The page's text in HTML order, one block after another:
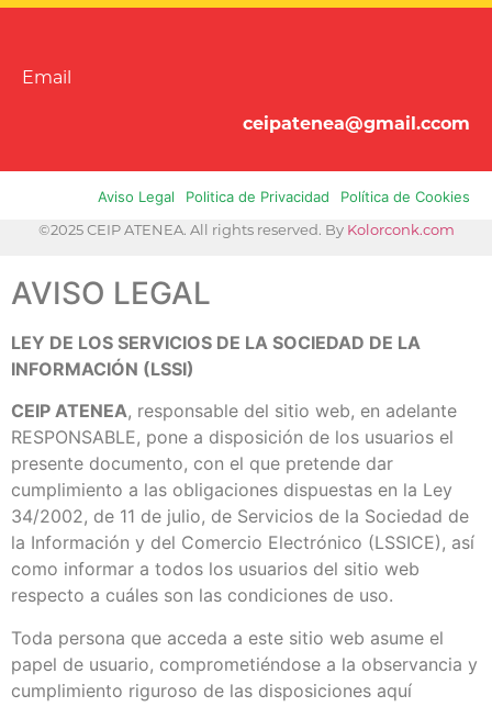
Email
ceipatenea@gmail.ccom
Aviso Legal Politica de Privacidad
Política de Cookies
©2025 CEIP ATENEA. All rights reserved. By Kolorconk.com
AVISO LEGAL
LEY DE LOS SERVICIOS DE LA SOCIEDAD DE LA
INFORMACIÓN (LSSI)
CEIP ATENEA, responsable del sitio web, en adelante
RESPONSABLE, pone a disposición de los usuarios el
presente documento, con el que pretende dar
cumplimiento a las obligaciones dispuestas en la Ley
34/2002, de 11 de julio, de Servicios de la Sociedad de
la Información y del Comercio Electrónico (LSSICE), así
como informar a todos los usuarios del sitio web
respecto a cuáles son las condiciones de uso.
Toda persona que acceda a este sitio web asume el
papel de usuario, comprometiéndose a la observancia y
cumplimiento riguroso de las disposiciones aquí